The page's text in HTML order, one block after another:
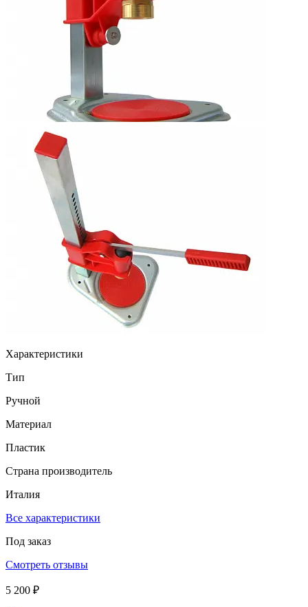
Характеристики
Тип
Ручной
Материал
Пластик
Страна производитель
Италия
Все характеристики
Под заказ
Смотреть отзывы
5 200 ₽